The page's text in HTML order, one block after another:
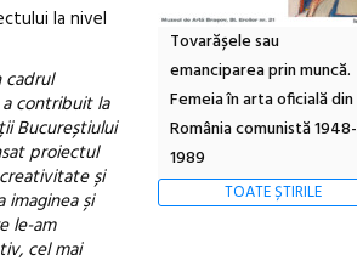
la nivel
cadrul
contribuit la
Bucureștiului
proiectul
și
și
le-am
cel mai
Tovarășele sau
emanciparea prin muncă.
Femeia în arta oficială din
România comunistă 1948-
1989
TOATE ȘTIRILE